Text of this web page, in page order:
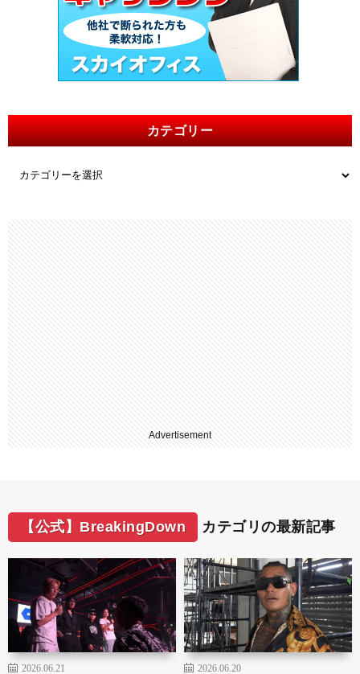
カテゴリー
Advertisement
【公式】BreakingDown カテゴリの最新記事
2026.06.21 2026.06.20